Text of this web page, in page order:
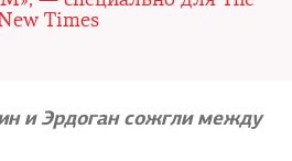
Times
и Эрдоган сожгли между